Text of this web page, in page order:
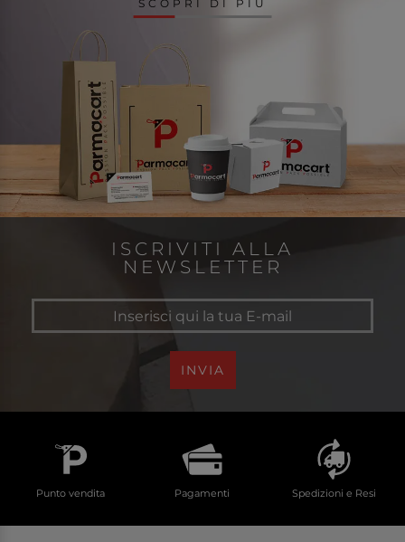
SCOPRI DI PIÙ
ISCRIVITI ALLA
NEWSLETTER
INVIA
Punto vendita Pagamenti Spedizioni e Resi